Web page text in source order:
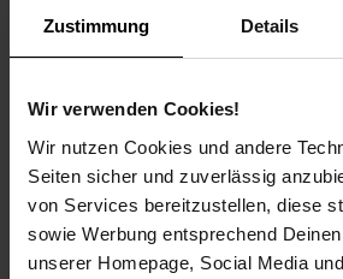
Zustimmung Details
Wir verwenden Cookies!
Wir nutzen Cookies und andere
Seiten sicher und zuverlässig
von Services bereitzustellen, diese
sowie Werbung entsprechend
unserer Homepage, Social Media
seinen zwei Schubladen, bietet der
Stauraum für deine Schminkutensilien,
persönlichen Gegenstände. Der
ausgestattet ist. Du hast die
kaltweiß und neutralweiß einzustellen,
Wünschen und Anforderungen.
Schminktisch mit einem Hocker
weichen Sitzkissen versehen ist. Der
Komfort und unterstützt eine
während deiner Schönheitsroutine.